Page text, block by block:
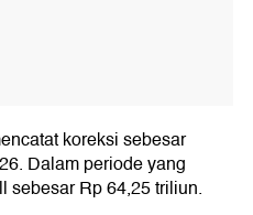
koreksi sebesar
Dalam periode yang
sebesar Rp 64,25 triliun.